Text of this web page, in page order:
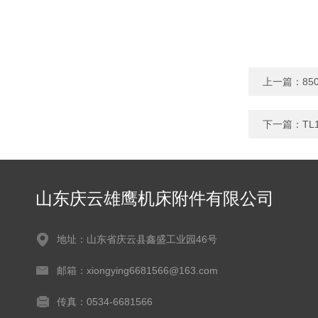
上一篇：
下一篇：
山东庆云雄鹰机床附件有限公司
地址：山东省庆云县鑫盛工业园46号
邮箱：xiongying6681566@163.com
传真：0534-6681566